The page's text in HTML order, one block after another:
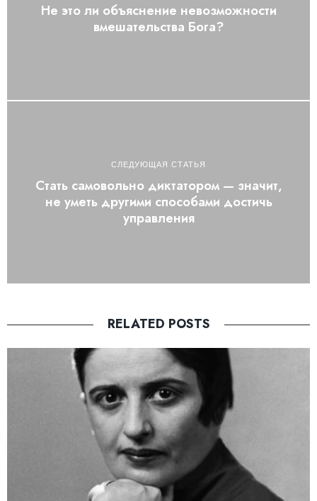
Не это ли объяснение невозможности
вмешательства Бога?
СЛЕДУЮЩАЯ СТАТЬЯ
Стать самовольно диктатором — значит,
не уметь другими способами достичь
управления
RELATED POSTS